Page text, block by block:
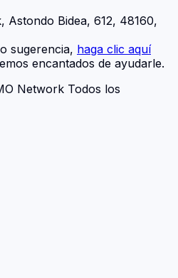
Astondo Bidea, 612, 48160,
sugerencia, haga clic aquí
encantados de ayudarle.
Network Todos los